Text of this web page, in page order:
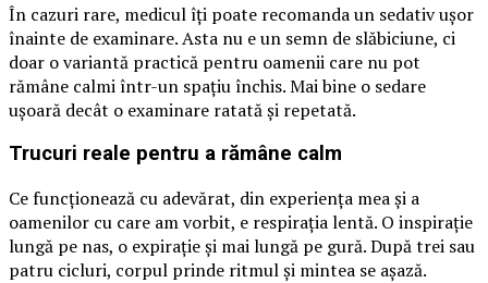
În cazuri rare, medicul îți poate recomanda un sedativ ușor
înainte de examinare. Asta nu e un semn de slăbiciune, ci
doar o variantă practică pentru oamenii care nu pot
rămâne calmi într-un spațiu închis. Mai bine o sedare
ușoară decât o examinare ratată și repetată.
Trucuri reale pentru a rămâne calm
Ce funcționează cu adevărat, din experiența mea și a
oamenilor cu care am vorbit, e respirația lentă. O inspirație
lungă pe nas, o expirație și mai lungă pe gură. După trei sau
patru cicluri, corpul prinde ritmul și mintea se așază.